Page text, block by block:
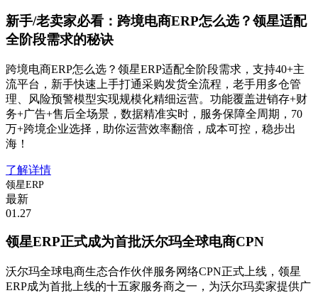
新手/老卖家必看：跨境电商ERP怎么选？领星适配
全阶段需求的秘诀
跨境电商ERP怎么选？领星ERP适配全阶段需求，支持40+主
流平台，新手快速上手打通采购发货全流程，老手用多仓管
理、风险预警模型实现规模化精细运营。功能覆盖进销存+财
务+广告+售后全场景，数据精准实时，服务保障全周期，70
万+跨境企业选择，助你运营效率翻倍，成本可控，稳步出
海！
了解详情
领星ERP
最新
01.27
领星ERP正式成为首批沃尔玛全球电商CPN
沃尔玛全球电商生态合作伙伴服务网络CPN正式上线，领星
ERP成为首批上线的十五家服务商之一，为沃尔玛卖家提供广